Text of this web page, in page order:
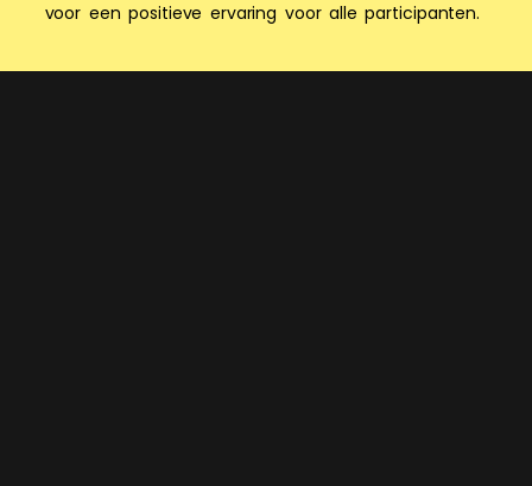
voor een positieve ervaring voor alle participanten.